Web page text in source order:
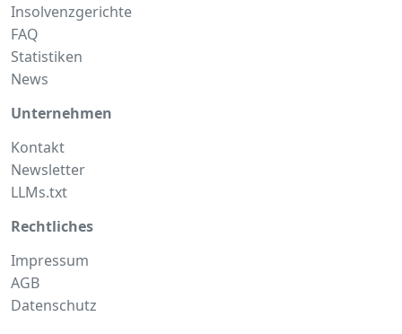
Insolvenzgerichte
FAQ
Statistiken
News
Unternehmen
Kontakt
Newsletter
LLMs.txt
Rechtliches
Impressum
AGB
Datenschutz